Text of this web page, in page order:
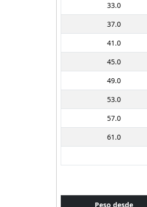
33.0
37.0
41.0
45.0
49.0
53.0
57.0
61.0
Peso desde